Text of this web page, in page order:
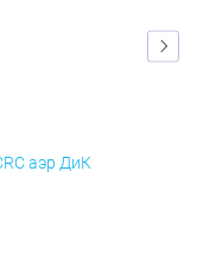
аэр ДиК